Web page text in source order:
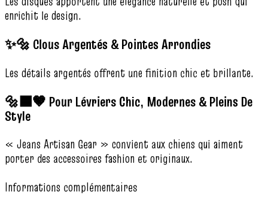
enrichit le design.
✨🔩 Clous Argentés & Pointes Arrondies
Les détails argentés offrent une finition chic et brillante.
🔩🟦🤎 Pour Lévriers Chic, Modernes & Pleins De
Style
« Jeans Artisan Gear » convient aux chiens qui aiment
porter des accessoires fashion et originaux.
Informations complémentaires